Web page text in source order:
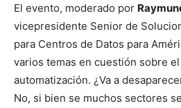
El evento, moderado por
vicepresidente Senior de
para Centros de Datos para
varios temas en cuestión sobre
automatización. ¿Va a
No, si bien se muchos sectores